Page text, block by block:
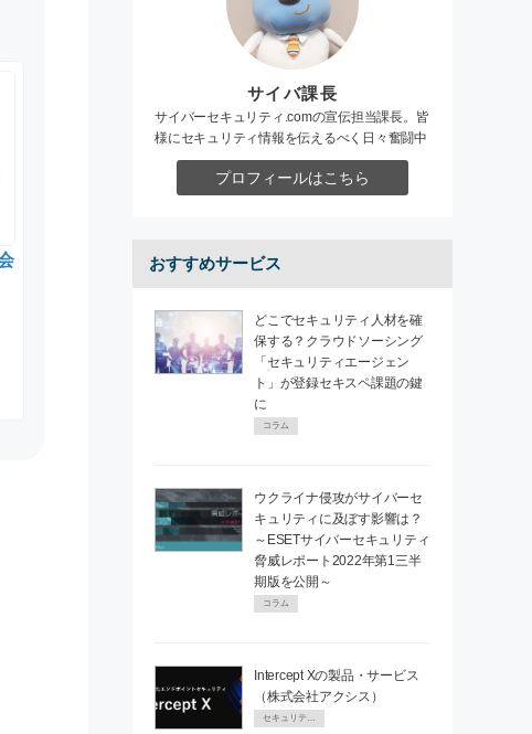
サイバ課長
サイバーセキュリティ.comの宣伝担当課長。皆
様にセキュリティ情報を伝えるべく日々奮闘中
プロフィールはこちら
おすすめサービス
どこでセキュリティ人材を確
保する？クラウドソーシング
「セキュリティエージェン
ト」が登録セキスペ課題の鍵
に
コラム
ウクライナ侵攻がサイバーセ
キュリティに及ぼす影響は？
～ESETサイバーセキュリティ
脅威レポート2022年第1三半
期版を公開～
コラム
Intercept Xの製品・サービス
（株式会社アクシス）
セキュリティPR